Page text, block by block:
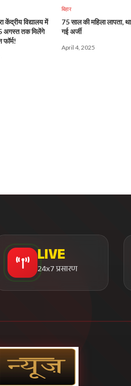
विद्यालय में
अगस्त तक मिलेंगे
बिहार
75 साल की महिला लापता,
गई अर्जी
April 4, 2025
LIVE
24x7 प्रसारण